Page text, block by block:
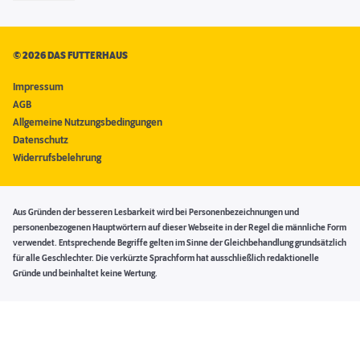
©2026 DAS FUTTERHAUS
Impressum
AGB
Allgemeine Nutzungsbedingungen
Datenschutz
Widerrufsbelehrung
Aus Gründen der besseren Lesbarkeit wird bei Personenbezeichnungen und
personenbezogenen Hauptwörtern auf dieser Webseite in der Regel die männliche Form
verwendet. Entsprechende Begriffe gelten im Sinne der Gleichbehandlung grundsätzlich
für alle Geschlechter. Die verkürzte Sprachform hat ausschließlich redaktionelle
Gründe und beinhaltet keine Wertung.